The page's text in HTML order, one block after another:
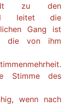
zu den
leitet die
Gang ist
die von ihm
Stimme des
wenn nach